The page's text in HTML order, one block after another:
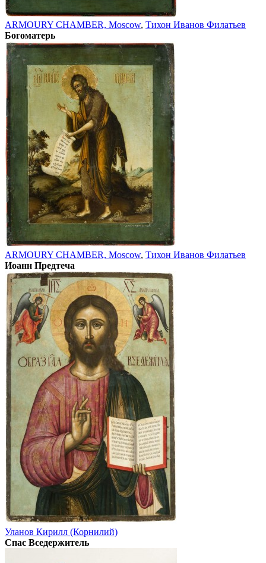
ARMOURY CHAMBER, Moscow, Тихон Иванов Филатьев
Богоматерь
ARMOURY CHAMBER, Moscow, Тихон Иванов Филатьев
Иоанн Предтеча
Уланов Кирилл (Корнилий)
Спас Вседержитель